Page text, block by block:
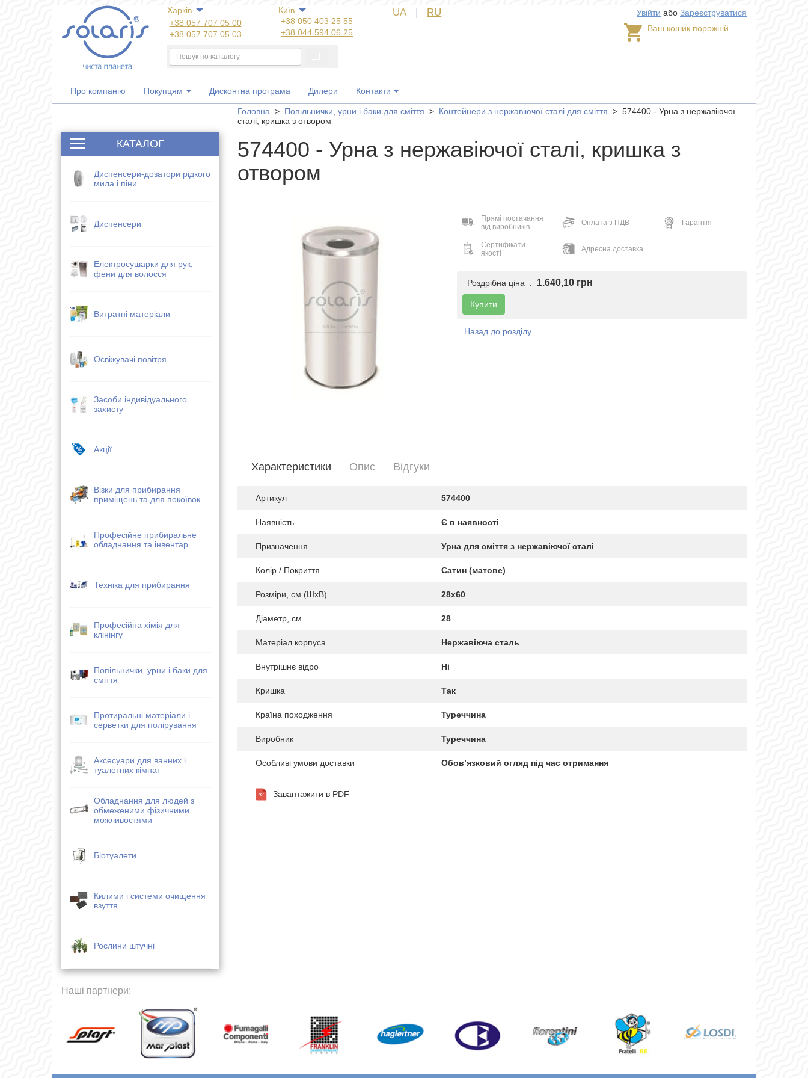
Увійти або Зареєструватися
Харкiв
+38 057 707 05 00
+38 057 707 05 03
+38 050 300 06 77
+38 067 533 81 21
+38 063 707 05 00
Київ
+38 050 403 25 55
+38 044 594 06 25
+38 067 554 50 60
UA | RU
Ваш кошик порожній
Про компанію Покупцям Дисконтна програма Дилери Контакти
Головна > Попільнички, урни і баки для сміття > Контейнери з нержавіючої сталі для сміття > 574400 - Урна з нержавіючої
сталі, кришка з отвором
КАТАЛОГ
Диспенсери-дозатори рідкого
мила і піни
Диспенсери
Електросушарки для рук,
фени для волосся
Витратні матеріали
Освіжувачі повітря
Засоби індивідуального
захисту
Акції
Візки для прибирання
приміщень та для покоївок
Професійне прибиральне
обладнання та інвентар
Техніка для прибирання
Професійна хімія для
клінінгу
Попільнички, урни і баки для
сміття
Протиральні матеріали і
серветки для полірування
Аксесуари для ванних і
туалетних кімнат
Обладнання для людей з
обмеженими фізичними
можливостями
Біотуалети
Килими і системи очищення
взуття
Рослини штучні
574400 - Урна з нержавіючої сталі, кришка з
отвором
Прямі постачання
від виробників
Оплата з ПДВ Гарантія
Сертифікати
якості
Адресна доставка
Роздрібна ціна : 1.640,10 грн
Купити
Назад до розділу
Характеристики Опис Вiдгуки
Артикул 574400
Наявність Є в наявності
Призначення Урна для сміття з нержавіючої сталі
Колір / Покриття Сатин (матове)
Розміри, см (ШхВ) 28х60
Діаметр, см 28
Матеріал корпуса Нержавіюча сталь
Внутрішнє відро Ні
Кришка Так
Країна походження Туреччина
Виробник Туреччина
Особливі умови доставки Обов’язковий огляд під час отримання
Завантажити в PDF
Наші партнери: